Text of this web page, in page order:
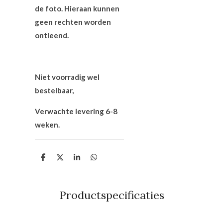
de foto. Hieraan kunnen
geen rechten worden
ontleend.
Niet voorradig wel
bestelbaar,
Verwachte levering 6-8
weken.
D
D
S
D
Productspecificaties